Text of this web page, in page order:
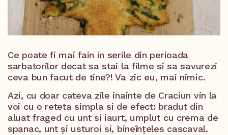
Ce poate fi mai fain in serile din perioada
sarbatorilor decat sa stai la filme si sa savurezi
ceva bun facut de tine?! Va zic eu, mai nimic.
Azi, cu doar cateva zile inainte de Craciun vin la
voi cu o reteta simpla si de efect: bradut din
aluat fraged cu unt si iaurt, umplut cu crema de
spanac, unt și usturoi si, bineînțeles cascaval.